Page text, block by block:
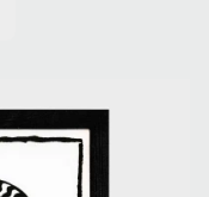
produkty